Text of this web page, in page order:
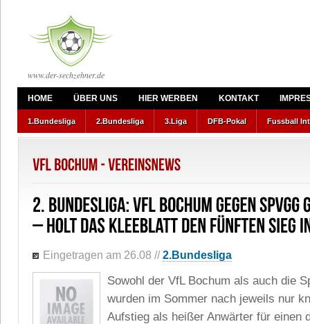
www.der-sechzehner.de
HOME ÜBER UNS HIER WERBEN KONTAKT
1.Bundesliga 2.Bundesliga 3.Liga DFB-Pokal Fussball
Eingetragen am 26.08 //2.Bundesliga
Sowohl der VfL Bochum als auch die
wurden im Sommer nach jeweils nur
Aufstieg als heißer Anwärter für einen